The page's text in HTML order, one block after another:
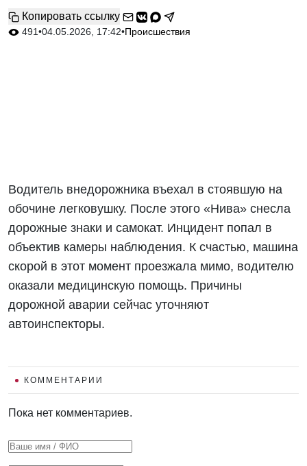
Копировать ссылку
491•04.05.2026, 17:42•Происшествия
Водитель внедорожника въехал в стоявшую на
обочине легковушку. После этого «Нива» снесла
дорожные знаки и самокат. Инцидент попал в
объектив камеры наблюдения. К счастью, машина
скорой в этот момент проезжала мимо, водителю
оказали медицинскую помощь. Причины
дорожной аварии сейчас уточняют
автоинспекторы.
КОММЕНТАРИИ
Пока нет комментариев.